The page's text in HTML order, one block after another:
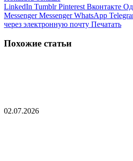
LinkedIn Tumblr Pinterest Вконтакте
Messenger Messenger WhatsApp
через электронную почту Печатать
Похожие статьи
02.07.2026